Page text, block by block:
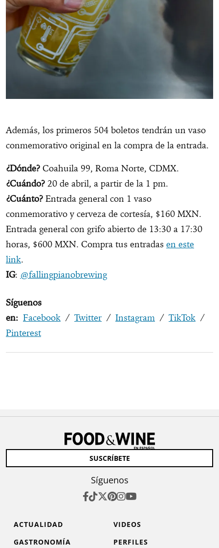
Además, los primeros 504 boletos tendrán un vaso
conmemorativo original en la compra de la entrada.
¿Dónde? Coahuila 99, Roma Norte, CDMX.
¿Cuándo? 20 de abril, a partir de la 1 pm.
¿Cuánto? Entrada general con 1 vaso
conmemorativo y cerveza de cortesía, $160 MXN.
Entrada general con grifo abierto de 13:30 a 17:30
horas, $600 MXN. Compra tus entradas en este
link.
IG: @fallingpianobrewing
Síguenos
en: Facebook / Twitter / Instagram / TikTok /
Pinterest
SUSCRÍBETE
Síguenos
ACTUALIDAD
VIDEOS
GASTRONOMÍA
PERFILES